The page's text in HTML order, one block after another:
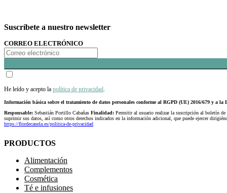
Suscríbete a nuestro newsletter
CORREO ELECTRÓNICO
He leído y acepto la política de privacidad
Información básica sobre el tratamiento de datos personales conforme al RGPD (UE) 2016/679 y a la
Responsable: Sebastián Portillo Cabañas Finalidad: Permitir al usuario realizar la suscripción al boletín
suprimir sus datos, así como otros derechos indicados en la información adicional, que puede ejercer
https://flordecanela.es/politica-de-privacidad
PRODUCTOS
Alimentación
Complementos
Cosmética
Té e infusiones